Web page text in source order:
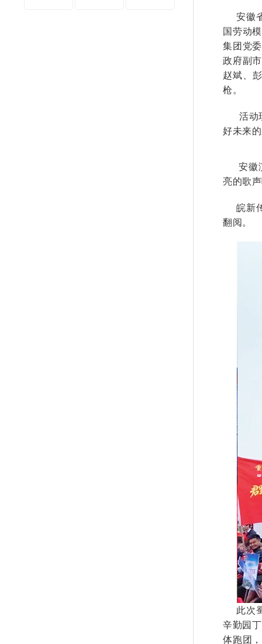
安徽省
国劳动
集团党
政府副
赵斌、
枪。
活动现
好未来
安徽演
亮的歌
皖新传
翻阅。
此次蜀
辛勤园
体跑团